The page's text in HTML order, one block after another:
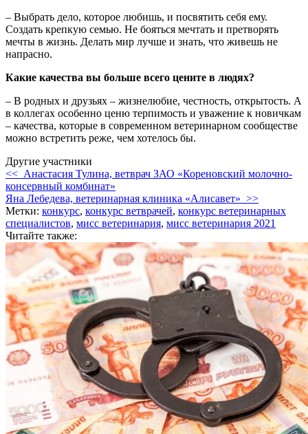
– Выбрать дело, которое любишь, и посвятить себя ему.
Создать крепкую семью. Не бояться мечтать и претворять
мечты в жизнь. Делать мир лучше и знать, что живешь не
напрасно.
Какие качества вы больше всего цените в людях?
– В родных и друзьях – жизнелюбие, честность, открытость. А
в коллегах особенно ценю терпимость и уважение к новичкам
– качества, которые в современном ветеринарном сообществе
можно встретить реже, чем хотелось бы.
Другие участники
<< Анастасия Тулина, ветврач ЗАО «Кореновский молочно-
консервный комбинат»
Яна Лебедева, ветеринарная клиника «Алисавет» >>
Метки: конкурс, конкурс ветврачей, конкурс ветеринарных
специалистов, мисс ветеринария, мисс ветеринария 2021
Читайте также: